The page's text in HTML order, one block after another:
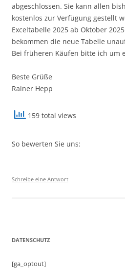
abgeschlossen. Sie kann allen
kostenlos zur Verfügung gestellt
Exceltabelle 2025 ab Oktober
bekommen die neue Tabelle
Bei früheren Käufen bitte ich um
Beste Grüße
Rainer Hepp
159 total views
So bewerten Sie uns:
Schreibe eine Antwort
DATENSCHUTZ
[ga_optout]